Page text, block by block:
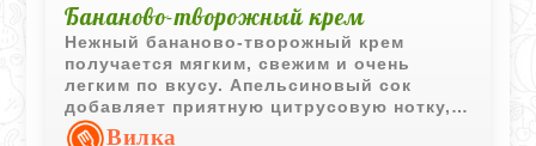
Бананово-творожный крем
Нежный бананово-творожный крем
получается мягким, свежим и очень
легким по вкусу. Апельсиновый сок
добавляет приятную цитрусовую нотку, а
мед делает десерт естественно сладким
Вилка